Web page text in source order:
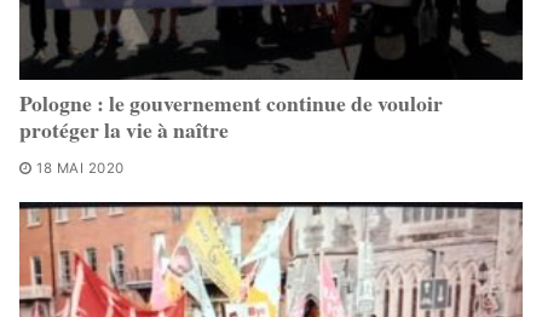
Pologne : le gouvernement continue de vouloir
protéger la vie à naître
18 MAI 2020